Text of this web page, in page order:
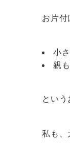
お片付
小
親
という
私も、